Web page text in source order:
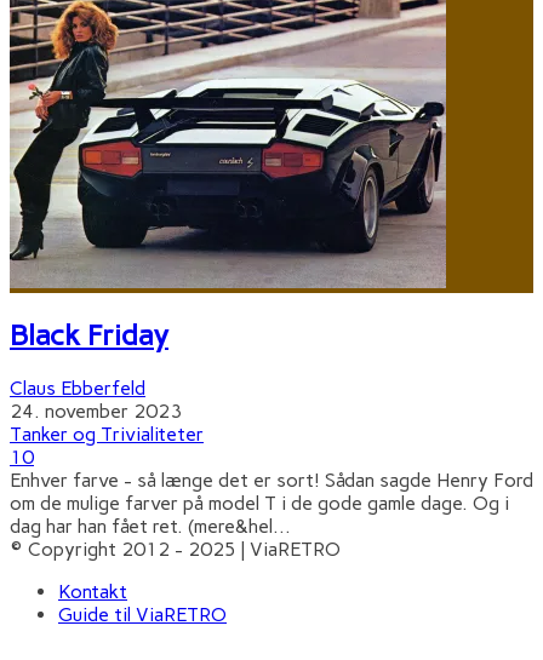
Black Friday
Claus Ebberfeld
24. november 2023
Tanker og Trivialiteter
10
Enhver farve - så længe det er sort! Sådan sagde Henry Ford
om de mulige farver på model T i de gode gamle dage. Og i
dag har han fået ret. (mere&hel ...
© Copyright 2012 - 2025 | ViaRETRO
Kontakt
Guide til ViaRETRO